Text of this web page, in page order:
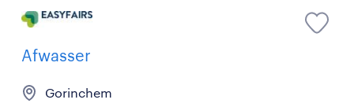
Afwasser
Gorinchem